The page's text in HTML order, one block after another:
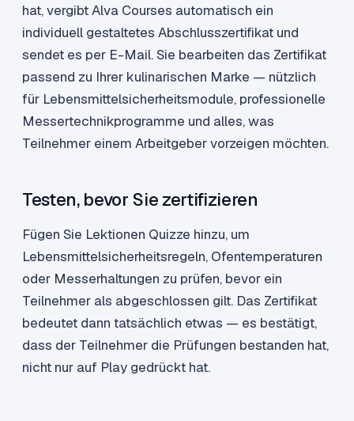
hat, vergibt Alva Courses automatisch ein
individuell gestaltetes Abschlusszertifikat und
sendet es per E-Mail. Sie bearbeiten das Zertifikat
passend zu Ihrer kulinarischen Marke — nützlich
für Lebensmittelsicherheitsmodule, professionelle
Messertechnikprogramme und alles, was
Teilnehmer einem Arbeitgeber vorzeigen möchten.
Testen, bevor Sie zertifizieren
Fügen Sie Lektionen Quizze hinzu, um
Lebensmittelsicherheitsregeln, Ofentemperaturen
oder Messerhaltungen zu prüfen, bevor ein
Teilnehmer als abgeschlossen gilt. Das Zertifikat
bedeutet dann tatsächlich etwas — es bestätigt,
dass der Teilnehmer die Prüfungen bestanden hat,
nicht nur auf Play gedrückt hat.